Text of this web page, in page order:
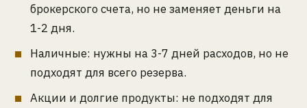
брокерского счета, но не заменяет деньги на
1-2 дня.
Наличные: нужны на 3-7 дней расходов, но не
подходят для всего резерва.
Акции и долгие продукты: не подходят для